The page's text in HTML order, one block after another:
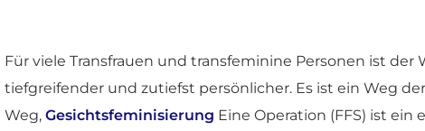
Für viele Transfrauen und transfeminine Personen ist
tiefgreifender und zutiefst persönlicher. Es ist ein Weg
Weg, Gesichtsfeminisierung Eine Operation (FFS) ist